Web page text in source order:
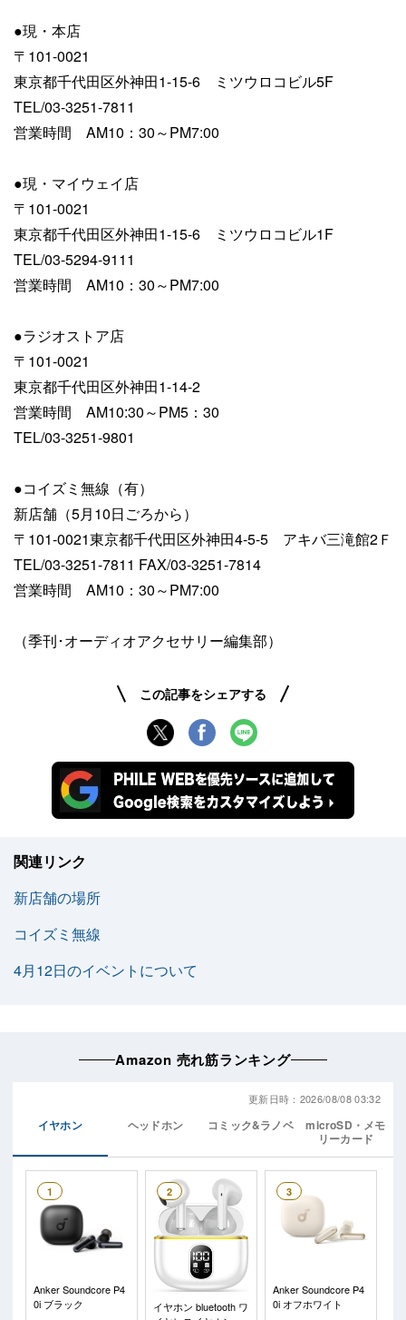
●現・本店
〒101-0021
東京都千代田区外神田1-15-6 ミツウロコビル5F
TEL/03-3251-7811
営業時間 AM10：30～PM7:00
●現・マイウェイ店
〒101-0021
東京都千代田区外神田1-15-6 ミツウロコビル1F
TEL/03-5294-9111
営業時間 AM10：30～PM7:00
●ラジオストア店
〒101-0021
東京都千代田区外神田1-14-2
営業時間 AM10:30～PM5：30
TEL/03-3251-9801
●コイズミ無線（有）
新店舗（5月10日ごろから）
〒101-0021東京都千代田区外神田4-5-5 アキバ三滝館2Ｆ
TEL/03-3251-7811 FAX/03-3251-7814
営業時間 AM10：30～PM7:00
（季刊･オーディオアクセサリー編集部）
この記事をシェアする
関連リンク
新店舗の場所
コイズミ無線
4月12日のイベントについて